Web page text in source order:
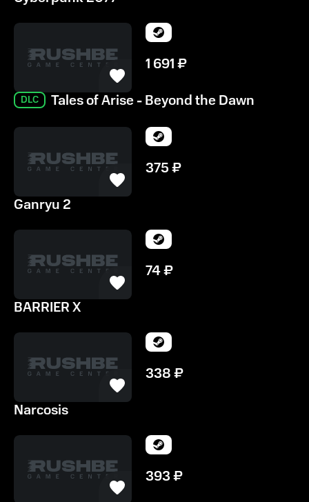
1 691₽
DLC Tales of Arise - Beyond the Dawn
375₽
Ganryu 2
74₽
BARRIER X
338₽
Narcosis
393₽